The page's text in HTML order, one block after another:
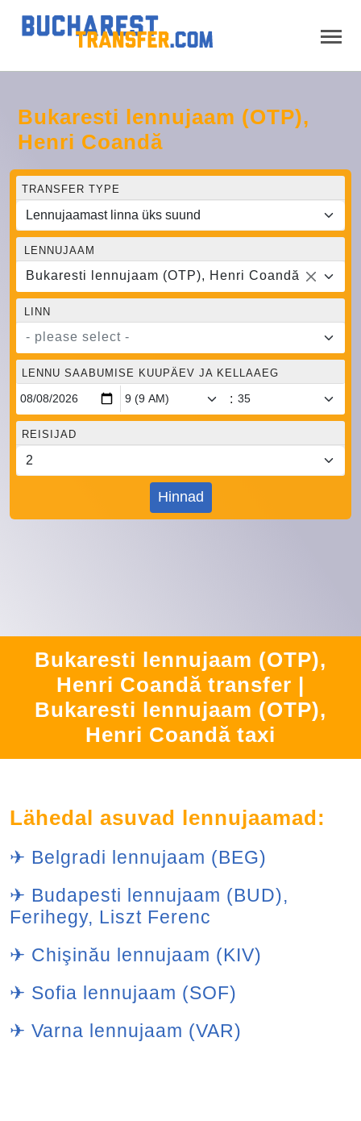
Bukaresti lennujaam (OTP),
Henri Coandă
TRANSFER TYPE
LENNUJAAM
Bukaresti lennujaam (OTP), Henri Coandă
LINN
- please select -
LENNU SAABUMISE KUUPÄEV JA KELLAAEG
:
REISIJAD
Hinnad
Bukaresti lennujaam (OTP),
Henri Coandă transfer |
Bukaresti lennujaam (OTP),
Henri Coandă taxi
Lähedal asuvad lennujaamad:
✈ Belgradi lennujaam (BEG)
✈ Budapesti lennujaam (BUD),
Ferihegy, Liszt Ferenc
✈ Chişinău lennujaam (KIV)
✈ Sofia lennujaam (SOF)
✈ Varna lennujaam (VAR)